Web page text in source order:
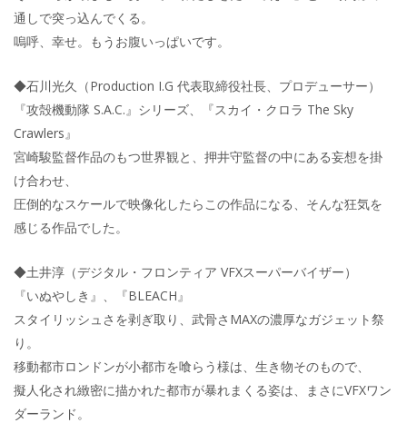
通しで突っ込んでくる。
嗚呼、幸せ。もうお腹いっぱいです。
◆石川光久（Production I.G 代表取締役社長、プロデューサー）
『攻殻機動隊 S.A.C.』シリーズ、『スカイ・クロラ The Sky
Crawlers』
宮崎駿監督作品のもつ世界観と、押井守監督の中にある妄想を掛
け合わせ、
圧倒的なスケールで映像化したらこの作品になる、そんな狂気を
感じる作品でした。
◆土井淳（デジタル・フロンティア VFXスーパーバイザー）
『いぬやしき』、『BLEACH』
スタイリッシュさを剥ぎ取り、武骨さMAXの濃厚なガジェット祭
り。
移動都市ロンドンが小都市を喰らう様は、生き物そのもので、
擬人化され緻密に描かれた都市が暴れまくる姿は、まさにVFXワン
ダーランド。